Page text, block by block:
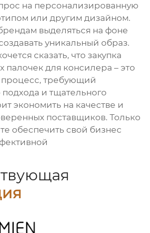
на персонализированную
или другим дизайном.
выделяться на фоне
уникальный образ.
сказать, что закупка
палочек для консилера – это
процесс, требующий
и тщательного
экономить на качестве и
поставщиков. Только
обеспечить свой бизнес